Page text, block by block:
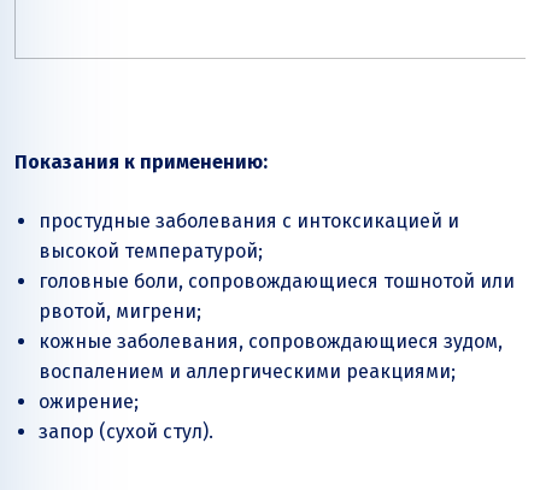
Показания к применению:
простудные заболевания с интоксикацией и
высокой температурой;
головные боли, сопровождающиеся тошнотой или
рвотой, мигрени;
кожные заболевания, сопровождающиеся зудом,
воспалением и аллергическими реакциями;
ожирение;
запор (сухой стул).